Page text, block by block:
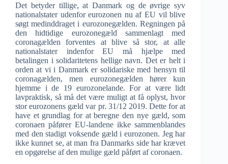
Det betyder tillige, at Danmark og de øvrige syv
nationalstater udenfor eurozonen nu af EU vil blive
søgt medinddraget i eurozonegælden. Regningen på
den hidtidige eurozonegæld sammenlagt med
coronagælden forventes at blive så stor, at alle
nationalstater indenfor EU må hjælpe med
betalingen i solidaritetens hellige navn. Det er helt i
orden at vi i Danmark er solidariske med hensyn til
coronagælden, men eurozonegælden hører kun
hjemme i de 19 eurozonelande. For at være lidt
lavpraktisk, så må det være muligt at få oplyst, hvor
stor eurozonens gæld var pr. 31/12 2019. Dette for at
have et grundlag for at beregne den nye gæld, som
coronaen påfører EU-landene ikke sammenblandes
med den stadigt voksende gæld i eurozonen. Jeg har
ikke kunnet se, at man fra Danmarks side har krævet
en opgørelse af den mulige gæld påført af coronaen.